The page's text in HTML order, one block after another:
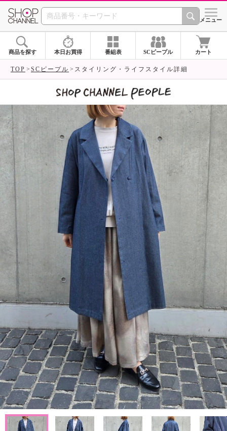
SHOP CHANNEL シメニュー
商品を探す 本日お買得 番組表 SCピープル カート
TOP SCピープル スタイリング・ライフスタイル詳細